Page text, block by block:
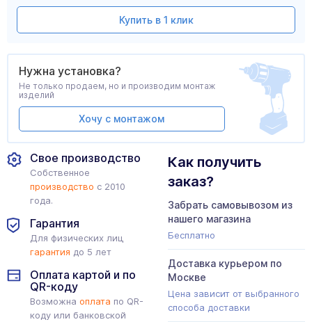
Купить в 1 клик
Свое производство
Собственное
производство с 2010
года.
Гарантия
Для физических лиц
гарантия до 5 лет
Оплата картой и по
QR-коду
Возможна оплата по QR-
коду или банковской
Как получить
заказ?
Забрать самовывозом из
нашего магазина
Бесплатно
Доставка курьером по
Москве
Цена зависит от выбранного
способа доставки
Нужна установка?
Не только продаем, но и производим монтаж
изделий
Хочу с монтажом